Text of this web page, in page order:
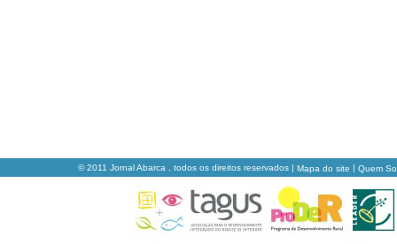
© 2011 Jornal Abarca , todos os direitos reservados | Mapa do site | Quem